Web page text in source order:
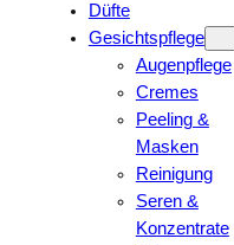
Düfte
Gesichtspflege
Augenpflege
Cremes
Peeling &
Masken
Reinigung
Seren &
Konzentrate